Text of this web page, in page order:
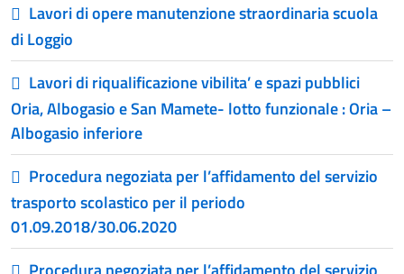
Lavori di opere manutenzione straordinaria scuola
di Loggio
Lavori di riqualificazione vibilita’ e spazi pubblici
Oria, Albogasio e San Mamete- lotto funzionale : Oria –
Albogasio inferiore
Procedura negoziata per l’affidamento del servizio
trasporto scolastico per il periodo
01.09.2018/30.06.2020